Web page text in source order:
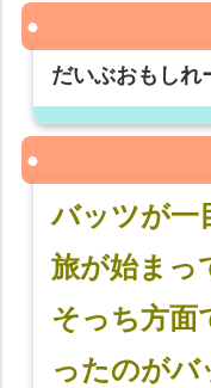
だいぶおもしれ
バッツが一
旅が始まっ
そっち方面
ったのがバ